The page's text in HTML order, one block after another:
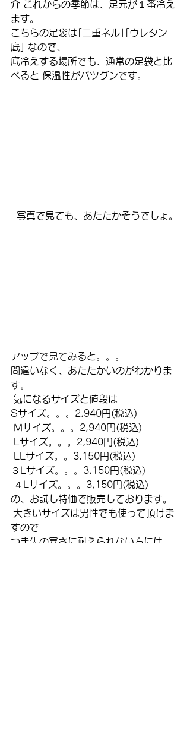
介 これからの季節は、足元が１番冷え
ます。
こちらの足袋は｢二重ネル｣｢ウレタン
底｣ なので、
底冷えする場所でも、通常の足袋と比
べると 保温性がバツグンです。
写真で見ても、あたたかそうでしょ。
アップで見てみると。。。
間違いなく、あたたかいのがわかりま
す。
気になるサイズと値段は
Sサイズ。。。2,940円(税込)
Mサイズ。。。2,940円(税込)
Lサイズ。。。2,940円(税込)
LLサイズ。。3,150円(税込)
３Lサイズ。。。3,150円(税込)
４Lサイズ。。。3,150円(税込)
の、お試し特価で販売しております。
大きいサイズは男性でも使って頂けま
すので
つま先の寒さに耐えられない方には、